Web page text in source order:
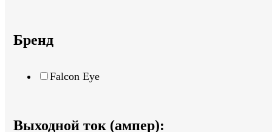
Бренд
Falcon Eye
Выходной ток (ампер):